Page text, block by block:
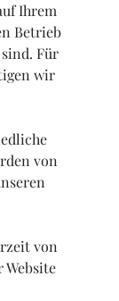
Ihrem
Betrieb
Für
wir
von
von